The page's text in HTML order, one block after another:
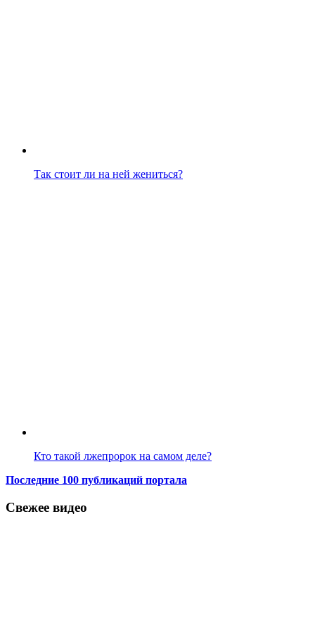
Так стоит ли на ней жениться?
Кто такой лжепророк на самом деле?
Последние 100 публикаций портала
Свежее видео